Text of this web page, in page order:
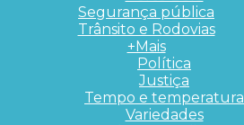
Segurança pública
Trânsito e Rodovias
+Mais
Política
Justiça
Tempo e temperatura
Variedades